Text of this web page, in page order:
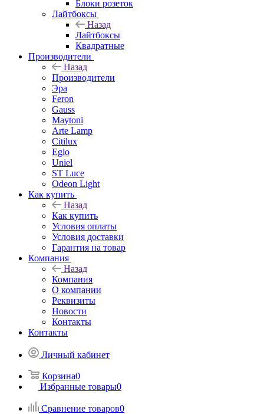
Блоки розеток
Лайтбоксы
Назад
Лайтбоксы
Квадратные
Производители
Назад
Производители
Эра
Feron
Gauss
Maytoni
Arte Lamp
Citilux
Eglo
Uniel
ST Luce
Odeon Light
Как купить
Назад
Как купить
Условия оплаты
Условия доставки
Гарантия на товар
Компания
Назад
Компания
О компании
Реквизиты
Новости
Контакты
Контакты
Личный кабинет
Корзина0
Избранные товары0
Сравнение товаров0